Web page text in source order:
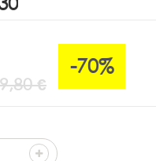
€
-70%